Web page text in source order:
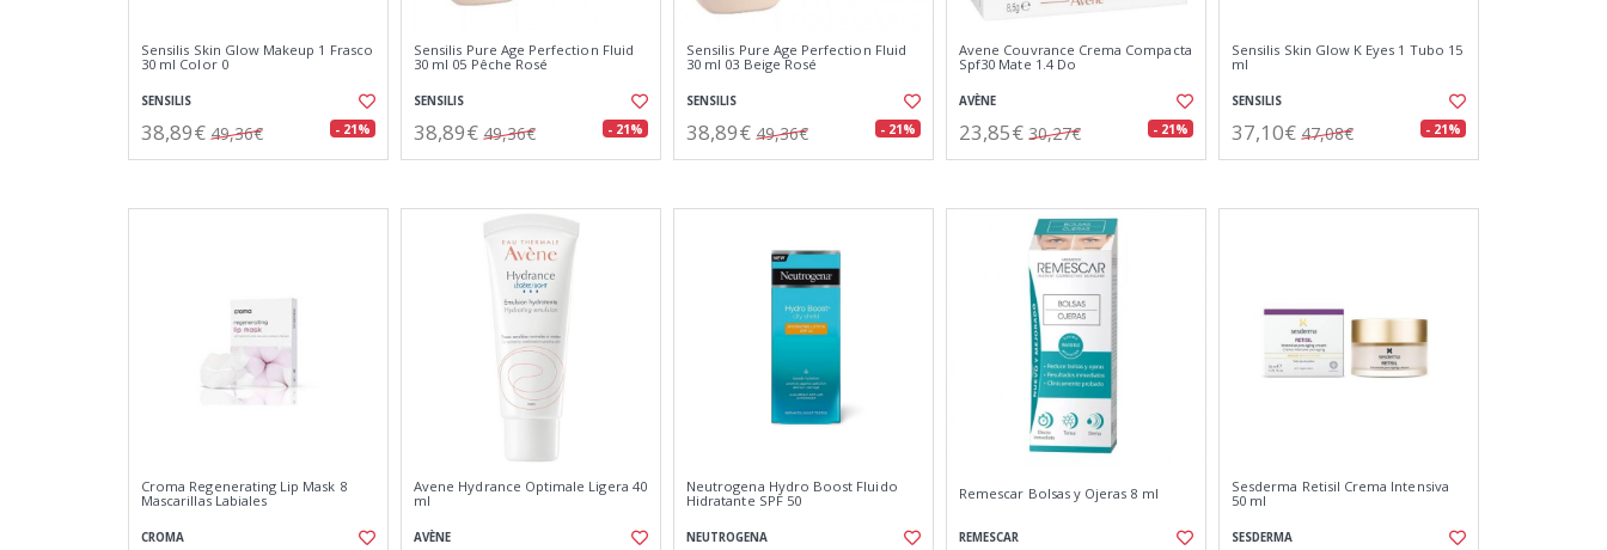
Sensilis Skin Glow Makeup 1 Frasco
30 ml Color 0
SENSILIS
38,89€ 49,36€ - 21%
Sensilis Pure Age Perfection Fluid
30 ml 05 Pêche Rosé
SENSILIS
38,89€ 49,36€ - 21%
Sensilis Pure Age Perfection Fluid
30 ml 03 Beige Rosé
SENSILIS
38,89€ 49,36€ - 21%
Avene Couvrance Crema Compacta
Spf30 Mate 1.4 Do
AVÈNE
23,85€ 30,27€ - 21%
Sensilis Skin Glow K Eyes 1 Tubo 15
ml
SENSILIS
37,10€ 47,08€ - 21%
Croma Regenerating Lip Mask 8
Mascarillas Labiales
CROMA
Avene Hydrance Optimale Ligera 40
ml
AVÈNE
Neutrogena Hydro Boost Fluido
Hidratante SPF 50
NEUTROGENA
Remescar Bolsas y Ojeras 8 ml
REMESCAR
Sesderma Retisil Crema Intensiva
50 ml
SESDERMA